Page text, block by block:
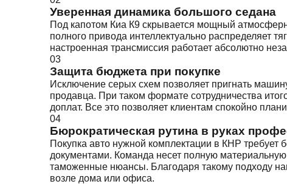
Уверенная динамика большого седана
Под капотом Киа К9 скрывается мощный
полного привода интеллектуально распределяет
настроенная трансмиссия работает абсолютно
03
Защита бюджета при покупке
Исключение серых схем позволяет пригнать
продавца. При таком формате сотрудничества
доплат. Все это позволяет клиентам спокойно
04
Бюрократическая рутина в руках
Покупка авто нужной комплектации в КНР
документами. Команда несет полную материальную
таможенные нюансы. Благодаря такому подходу
возле дома или офиса.